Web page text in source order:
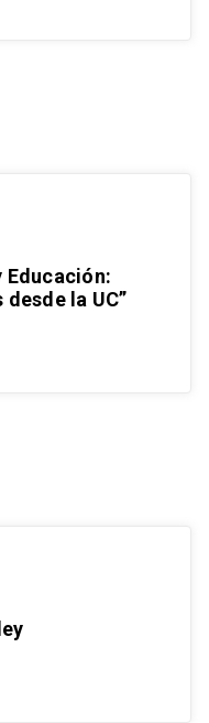
Educación:
la UC”